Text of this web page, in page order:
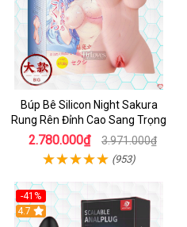
Búp Bê Silicon Night Sakura
Rung Rên Đỉnh Cao Sang Trọng
2.780.000₫ 3.971.000₫
(953)
-41%
Hot
4.7